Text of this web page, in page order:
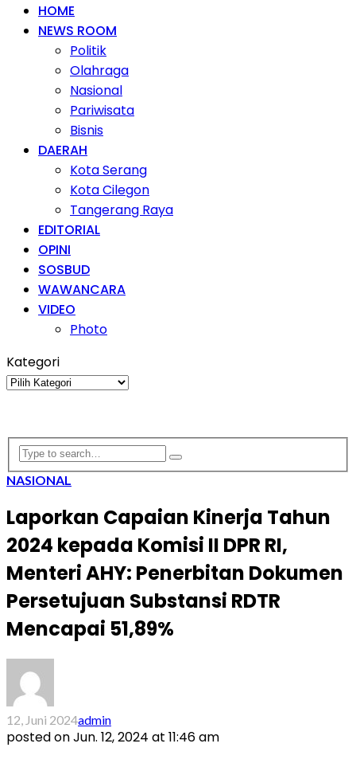
HOME
NEWS ROOM
Politik
Olahraga
Nasional
Pariwisata
Bisnis
DAERAH
Kota Serang
Kota Cilegon
Tangerang Raya
EDITORIAL
OPINI
SOSBUD
WAWANCARA
VIDEO
Photo
Kategori
Kategori
NASIONAL
Laporkan Capaian Kinerja Tahun
2024 kepada Komisi II DPR RI,
Menteri AHY: Penerbitan Dokumen
Persetujuan Substansi RDTR
Mencapai 51,89%
12, Juni 2024admin
posted onJun. 12, 2024 at 11:46 am